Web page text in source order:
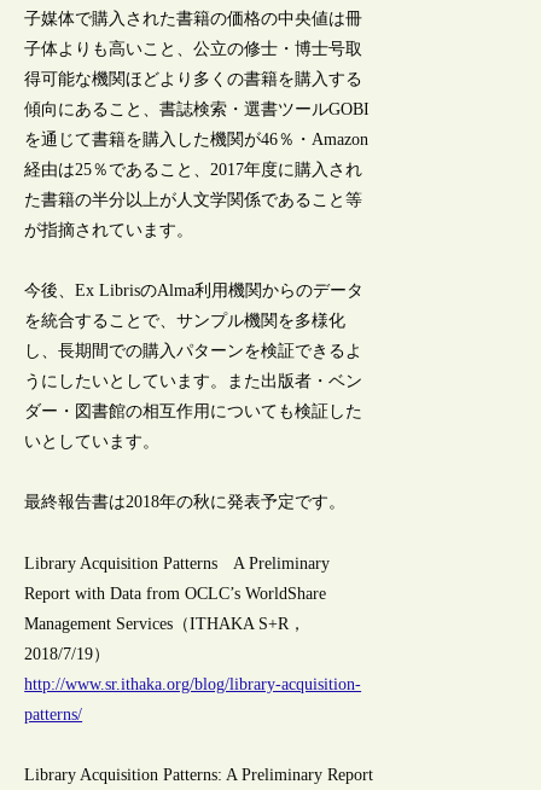
子媒体で購入された書籍の価格の中央値は冊
子体よりも高いこと、公立の修士・博士号取
得可能な機関ほどより多くの書籍を購入する
傾向にあること、書誌検索・選書ツールGOBI
を通じて書籍を購入した機関が46％・Amazon
経由は25％であること、2017年度に購入され
た書籍の半分以上が人文学関係であること等
が指摘されています。
今後、Ex LibrisのAlma利用機関からのデータ
を統合することで、サンプル機関を多様化
し、長期間での購入パターンを検証できるよ
うにしたいとしています。また出版者・ベン
ダー・図書館の相互作用についても検証した
いとしています。
最終報告書は2018年の秋に発表予定です。
Library Acquisition Patterns A Preliminary
Report with Data from OCLC’s WorldShare
Management Services（ITHAKA S+R，
2018/7/19）
http://www.sr.ithaka.org/blog/library-acquisition-
patterns/
Library Acquisition Patterns: A Preliminary Report